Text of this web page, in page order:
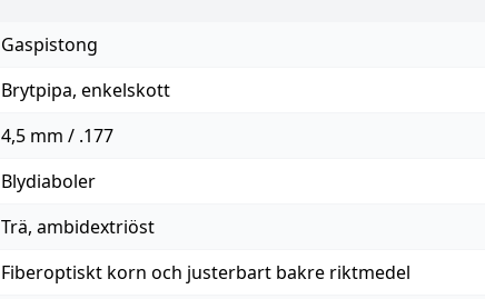
Gaspistong
Brytpipa, enkelskott
4,5 mm / .177
Blydiaboler
Trä, ambidextriöst
Fiberoptiskt korn och justerbart bakre riktmedel